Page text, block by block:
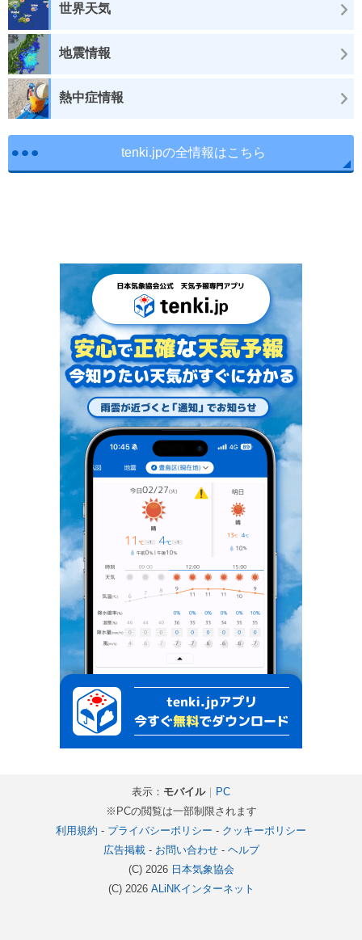
世界天気
地震情報
熱中症情報
tenki.jpの全情報はこちら
表示： モバイル｜ PC
※PCの閲覧は一部制限されます
利用規約 - プライバシーポリシー - クッキーポリシー
広告掲載- お問い合わせ- ヘルプ
(C) 2026 日本気象協会
(C) 2026 ALiNKインターネット